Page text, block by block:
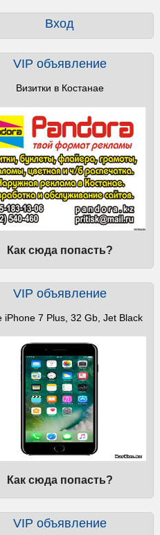
Вход
VIP объявление
Визитки в Костанае
Как сюда попасть?
VIP объявление
iPhone 7 Plus, 32 Gb, Jet Black
Как сюда попасть?
VIP объявление